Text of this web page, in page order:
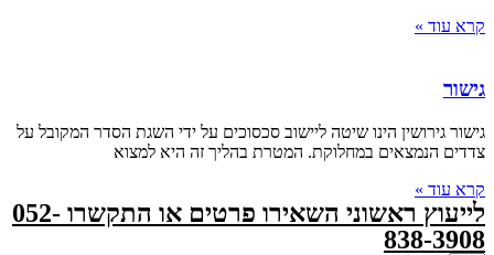
קרא עוד »
גישור
גישור גירושין הינו שיטה ליישוב סכסוכים על ידי השגת הסדר המקובל על
צדדים הנמצאים במחלוקת. המטרת בהליך זה היא למצוא
קרא עוד »
לייעוץ ראשוני השאירו פרטים או התקשרו 052-
838-3908